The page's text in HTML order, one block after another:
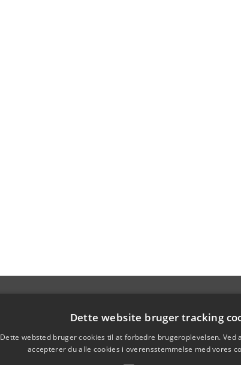
Dette website bruger tracking
Dette websted bruger cookies til at forbedre brugeroplevelsen. Ved
accepterer du alle cookies i overensstemmelse med vores